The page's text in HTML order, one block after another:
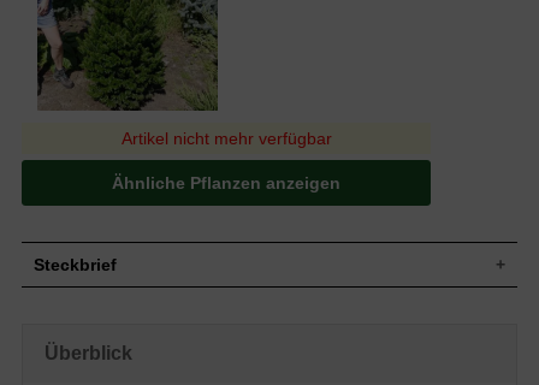
Artikel nicht mehr verfügbar
Ähnliche Pflanzen anzeigen
Steckbrief
Wuchs
Überblick